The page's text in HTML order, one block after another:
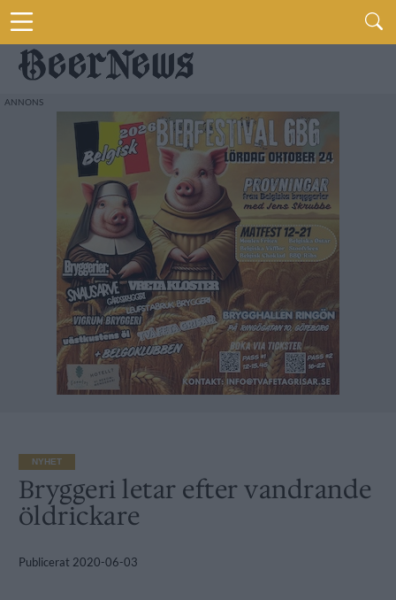
NYHET
Bryggeri letar efter vandrande
öldrickare
Publicerat 2020-06-03